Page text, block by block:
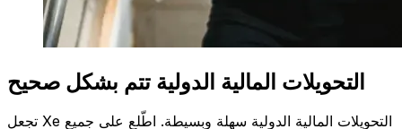
التحويلات المالية الدولية تتم بشكل صحيح
تجعل Xe التحويلات المالية الدولية سهلة وبسيطة. اطّلع على جميع